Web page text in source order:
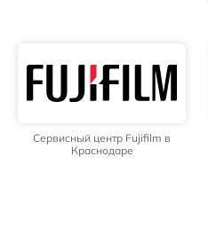
Сервисный центр Fujifilm в
Краснодаре